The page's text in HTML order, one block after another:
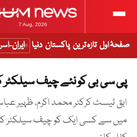
7 Aug, 2026
صفحۂ اول تازہ ترین پاکستان دنیا ایران-
پی سی بی کو نئے چیف
ابق ٹیسٹ کرکٹر محمد اکرم، ظہیر
میں سے کسی ایک کو چیف سیلکٹر